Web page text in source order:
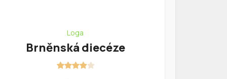
Loga
Brněnská diecéze